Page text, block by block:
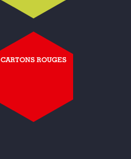
CARTONS ROUGES